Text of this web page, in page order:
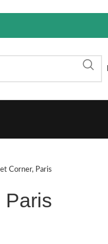
Corner, Paris
Paris